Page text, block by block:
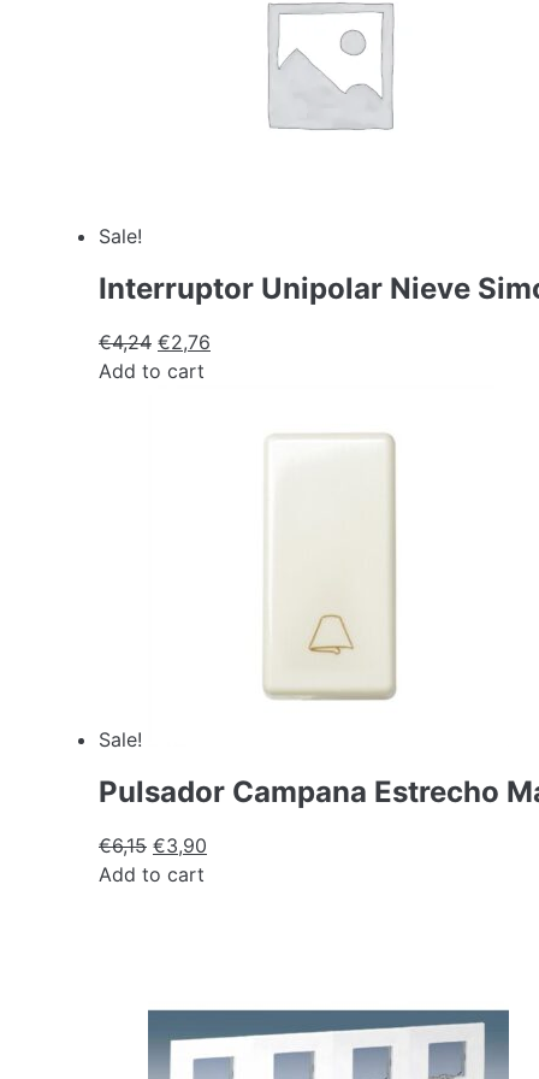
Sale!
Interruptor Unipolar Nieve
€4,24 €2,76
Add to cart
Sale!
Pulsador Campana Estrecho
€6,15 €3,90
Add to cart